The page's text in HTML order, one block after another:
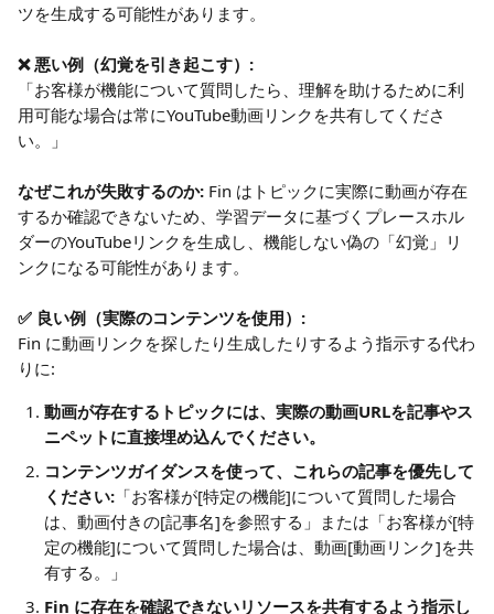
ツを生成する可能性があります。
❌ 悪い例（幻覚を引き起こす）:
「お客様が機能について質問したら、理解を助けるために利
用可能な場合は常にYouTube動画リンクを共有してくださ
い。」
なぜこれが失敗するのか: Fin はトピックに実際に動画が存在
するか確認できないため、学習データに基づくプレースホル
ダーのYouTubeリンクを生成し、機能しない偽の「幻覚」リ
ンクになる可能性があります。
✅ 良い例（実際のコンテンツを使用）:
Fin に動画リンクを探したり生成したりするよう指示する代わ
りに:
動画が存在するトピックには、実際の動画URLを記事やス
ニペットに直接埋め込んでください。
コンテンツガイダンスを使って、これらの記事を優先して
ください: 「お客様が[特定の機能]について質問した場合
は、動画付きの[記事名]を参照する」または「お客様が[特
定の機能]について質問した場合は、動画[動画リンク]を共
有する。」
Fin に存在を確認できないリソースを共有するよう指示し